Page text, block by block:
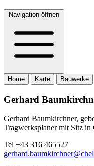
Navigation öffnen
Home Karte Bauwerke
Gerhard
Gerhard Baumkirchner,
Tragwerksplaner mit Sitz in
Tel +43 316 465527